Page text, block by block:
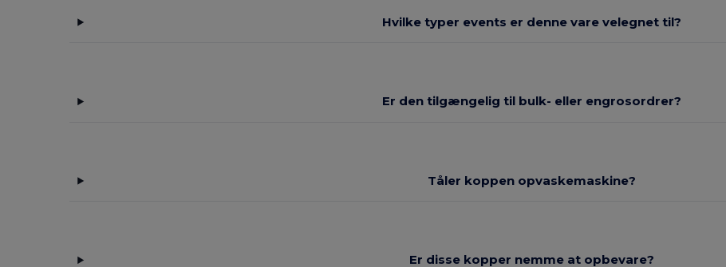
Hvilke typer events er denne vare velegnet til?
Er den tilgængelig til bulk- eller engrosordrer?
Tåler koppen opvaskemaskine?
Er disse kopper nemme at opbevare?